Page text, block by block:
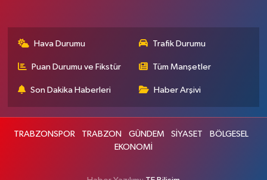
Hava Durumu Trafik Durumu
Puan Durumu ve Fikstür Tüm Manşetler
Son Dakika Haberleri Haber Arşivi
TRABZONSPOR TRABZON GÜNDEM SİYASET
BÖLGESEL
EKONOMİ